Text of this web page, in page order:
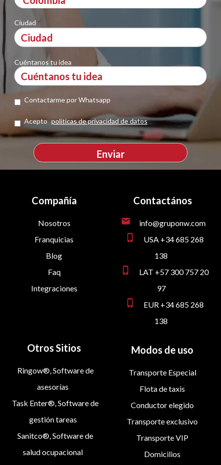
Ciudad*
Cuéntanos tu idea
Contactarme por Whatsapp
Acepto políticas de privacidad de datos
Contactános
mail info@gruponw.com
phone_iphone
USA +34 685 268
138
phone_iphone
LAT +57 300 757 20
97
phone_iphone
EUR +34 685 268
138
Compañía
Nosotros
Franquicias
Blog
Faq
Integraciones
Modos de uso
Transporte Especial
Flota de taxis
Conductor elegido
Transporte exclusivo
Transporte VIP
Domicilios
Otros Sitios
Ringow®, Software de
asesorías
Task Enter®, Software de
gestión tareas
Sanitco®, Software de
salud ocupacional